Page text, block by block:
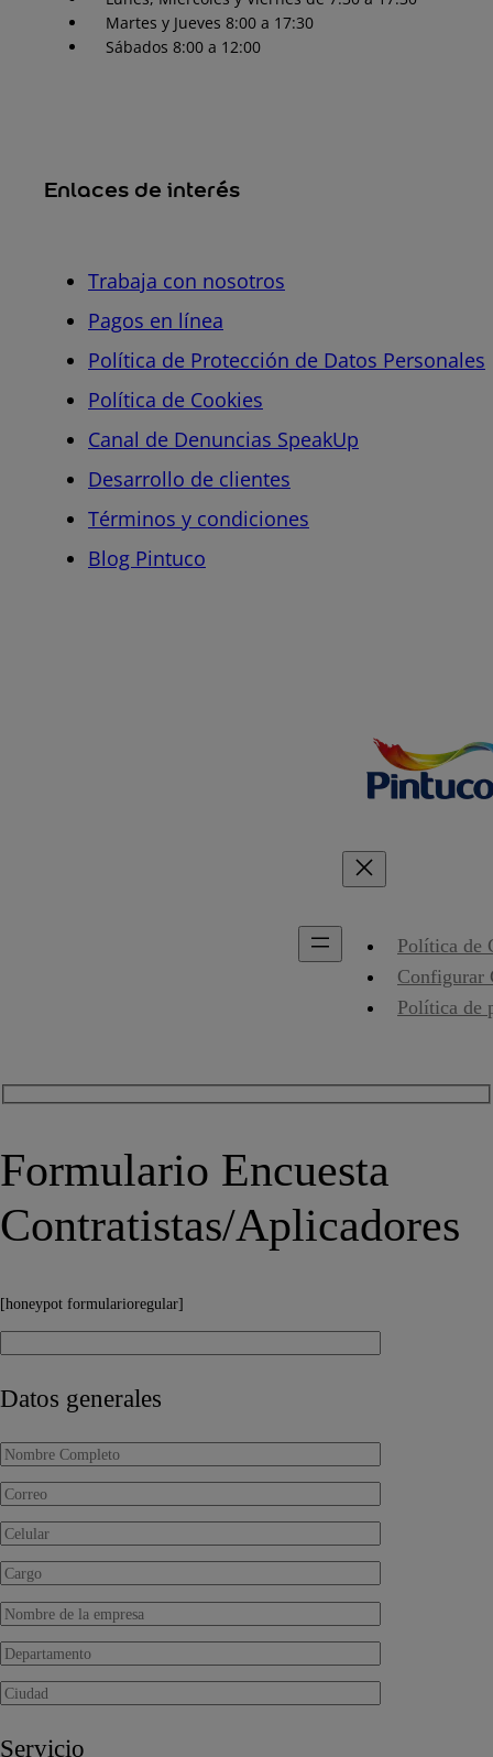
Martes y Jueves 8:00 a 17:30
Sábados 8:00 a 12:00
Enlaces de interés
Trabaja con nosotros
Pagos en línea
Política de Protección de Datos Personales
Política de Cookies
Canal de Denuncias SpeakUp
Desarrollo de clientes
Términos y condiciones
Blog Pintuco
Política de
Configurar
Política de
Formulario Encuesta
Contratistas/Aplicadores
[honeypot formularioregular]
Datos generales
Servicio